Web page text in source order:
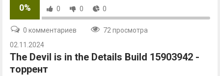
0% 0 0 0
0 комментариев
72 просмотра
02.11.2024
The Devil is in the Details Build 15903942 -
торрент